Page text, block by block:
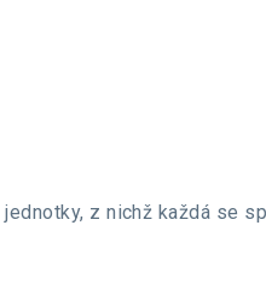
z nichž každá se